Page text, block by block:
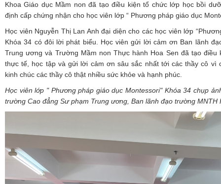
Khoa Giáo dục Mầm non đã tạo điều kiện tổ chức lớp học bồi
định cấp chứng nhận cho học viên lớp “ Phương pháp giáo dục
Học viên Nguyễn Thị Lan Anh đại diện cho các học viên lớp
Khóa 34 có đôi lời phát biểu. Học viên gửi lời cảm ơn Ban lãnh
Trung ương và Trường Mầm non Thực hành Hoa Sen đã tạo
thực tế, học tập và gửi lời cảm ơn sâu sắc nhất tới các thầy cô vì
kinh chúc các thầy cô thật nhiều sức khỏe và hạnh phúc.
Học viên lớp " Phương pháp giáo dục Montessori" Khóa 34 chụp
trường Cao đẳng Sư phạm Trung ương, Ban lãnh đạo trường MNTH